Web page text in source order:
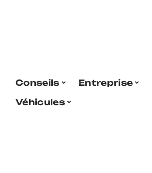
Conseils Entreprise
Véhicules